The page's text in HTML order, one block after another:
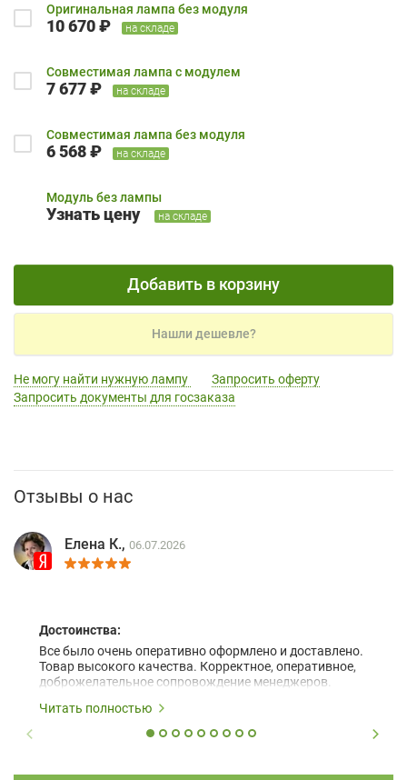
Оригинальная лампа без модуля
10 670 ₽ на складе
Совместимая лампа с модулем
7 677 ₽ на складе
Совместимая лампа без модуля
6 568 ₽ на складе
Модуль без лампы
Узнать цену на складе
Добавить в корзину
Нашли дешевле?
Не могу найти нужную лампу
Запросить оферту
Запросить документы для госзаказа
Отзывы о нас
Елена К., 06.07.2026
Достоинства:
Все было очень оперативно оформлено и доставлено.
Товар высокого качества. Корректное, оперативное,
доброжелательное сопровождение менеджеров.
Читать полностью